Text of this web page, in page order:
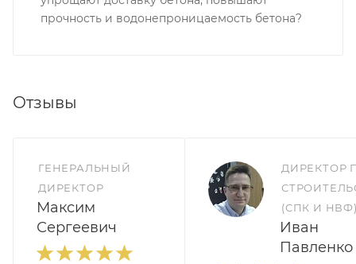
прочность и водонепроницаемость бетона?
Отзывы
ГЕНЕРАЛЬНЫЙ
ДИРЕКТОР
Максим
Сергеевич
ДИРЕКТОР
(СПК И
Иван
Павленко